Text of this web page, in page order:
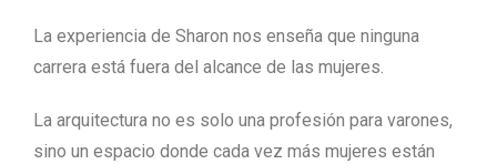
La experiencia de Sharon nos enseña que ninguna
carrera está fuera del alcance de las mujeres.
La arquitectura no es solo una profesión para varones,
sino un espacio donde cada vez más mujeres están